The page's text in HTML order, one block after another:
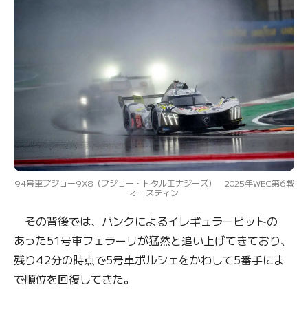
94号車プジョー9X8（プジョー・トタルエナジーズ） 2025年WEC第6戦
オースティン
その背後では、パンクによるイレギュラーピットの
あった51号車フェラーリが猛然と追い上げてきており、
残り42分の時点で5号車ポルシェをかわして5番手にま
で順位を回復してきた。